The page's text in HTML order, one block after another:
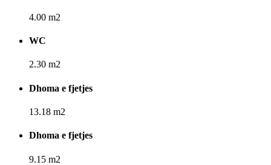
4.00 m2
WC
2.30 m2
Dhoma e fjetjes
13.18 m2
Dhoma e fjetjes
9.15 m2